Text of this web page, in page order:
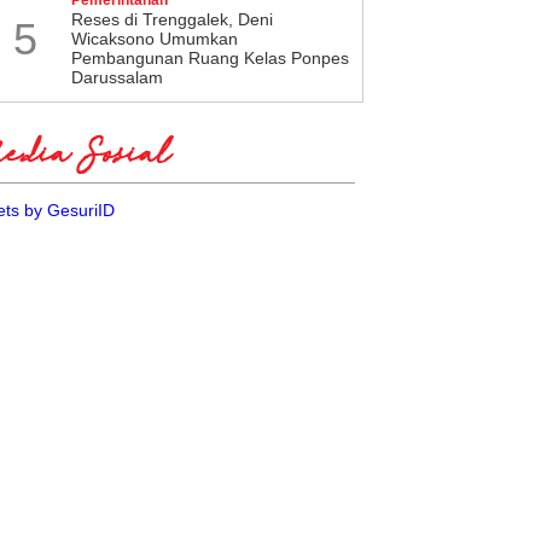
5
​Reses di Trenggalek, Deni
Wicaksono Umumkan
Pembangunan Ruang Kelas Ponpes
Darussalam
Sosial
by GesuriID